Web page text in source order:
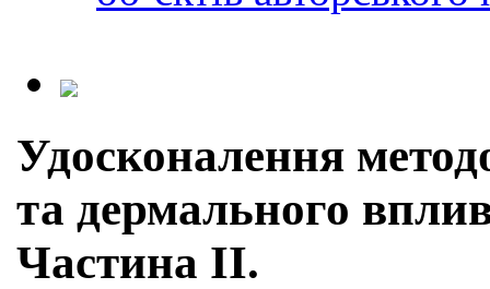
Удосконалення
та дермального
Частина ІІ.